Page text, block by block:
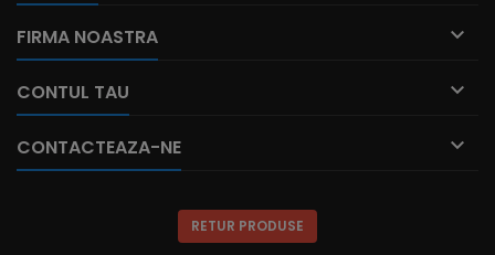
FIRMA NOASTRA 
CONTUL TAU 
CONTACTEAZA-NE 
RETUR PRODUSE